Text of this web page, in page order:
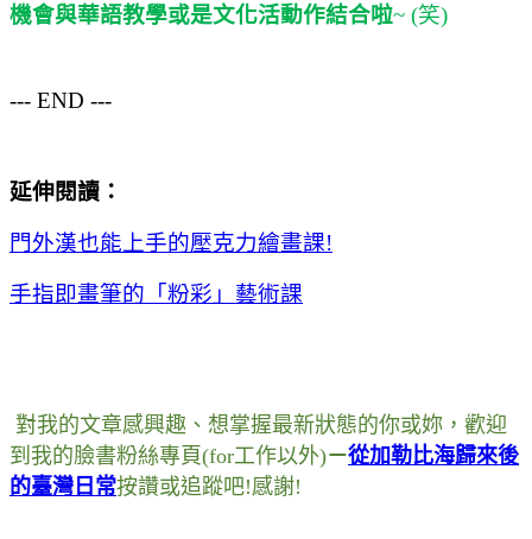
機會與華語教學或是文化活動作結合啦~ (笑)
--- END ---
延伸閱讀 ：
門外漢也能上手的壓克力繪畫課!
手指即畫筆的「粉彩」藝術課
對我的文章感興趣 、 想掌握最新狀態的你或妳 ， 歡迎
到我的臉書粉絲專頁(for工作以外)－從加勒比海歸來後
的臺灣日常按讚或追蹤吧!感謝!